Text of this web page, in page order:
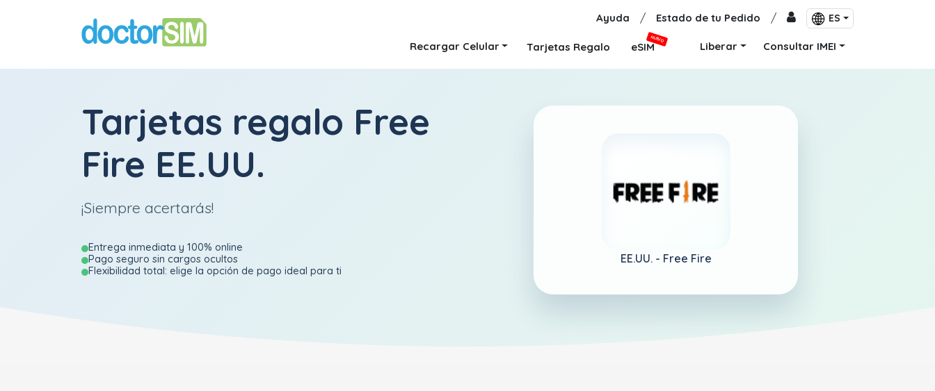
Ayuda / Estado de tu Pedido / ES
Recargar Celular Tarjetas Regalo eSIM
NUEVO
Liberar Consultar IMEI
Tarjetas regalo Free
Fire EE.UU.
¡Siempre acertarás!
Entrega inmediata y 100% online
Pago seguro sin cargos ocultos
Flexibilidad total: elige la opción de pago ideal para ti
EE.UU. - Free Fire